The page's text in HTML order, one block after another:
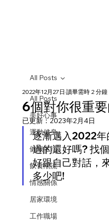
All Posts
美好心事
運動健身
健康生活
飲食潮流
情感關係
居家環境
工作職場
All Posts
6個對你很重
2022年12月27日 讀畢需時 2 分鐘
已更新：2023年2月4日
逐漸邁入2022年
過的還好嗎? 找
好跟自己對話，
多少吧!